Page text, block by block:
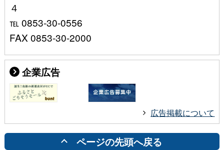
４
℡ 0853-30-0556
FAX 0853-30-2000
企業広告
広告掲載について
ページの先頭へ戻る